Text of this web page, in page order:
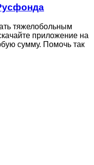
тяжелобольным
приложение на
сумму. Помочь так